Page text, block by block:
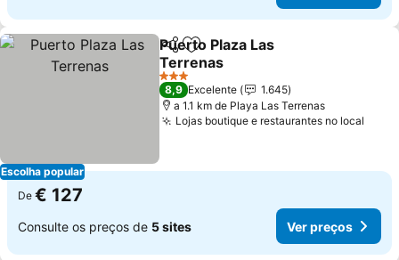
Escolha popular
PartilharAdicionar aos favoritos
Puerto Plaza Las
Terrenas
Ver preços
3 Estrelas
8,9 Excelente
1.645
a 1.1 km de Playa Las Terrenas
Lojas boutique e restaurantes no local
De € 127
Consulte os preços de 5 sites Ver preços